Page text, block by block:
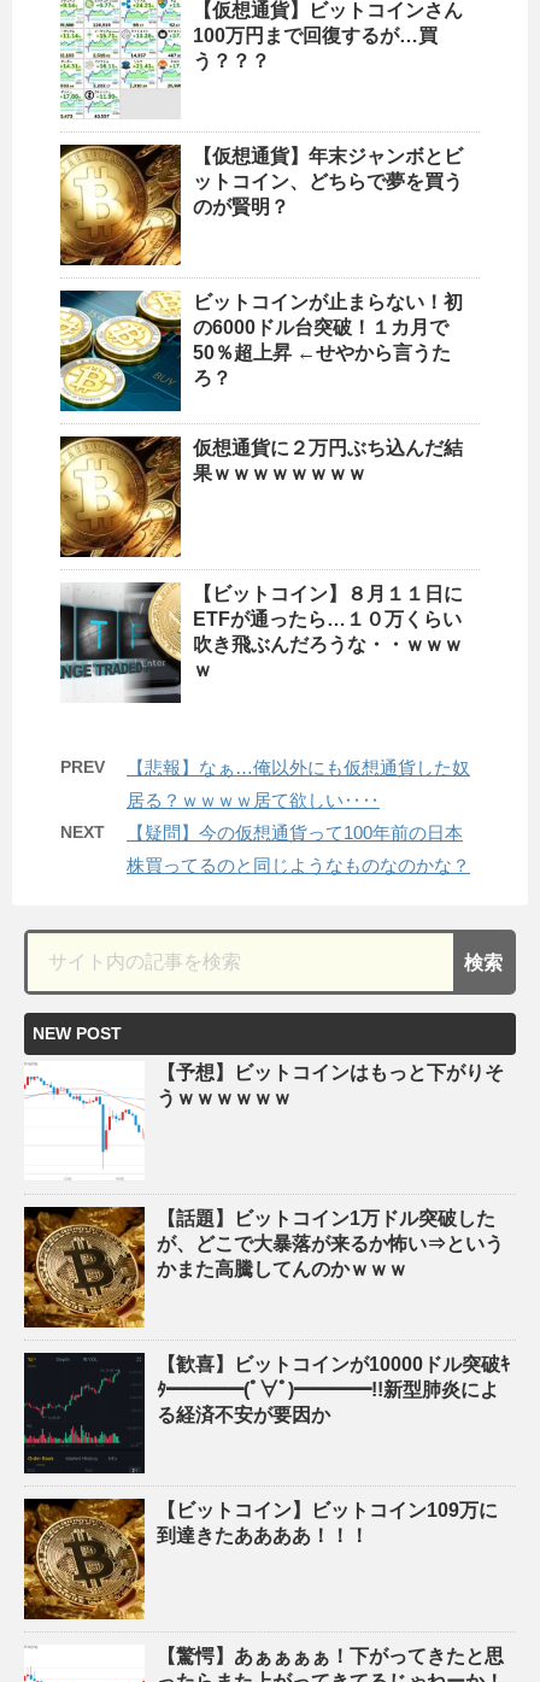
【仮想通貨】ビットコインさん
100万円まで回復するが…買
う？？？
【仮想通貨】年末ジャンボとビ
ットコイン、どちらで夢を買う
のが賢明？
ビットコインが止まらない！初
の6000ドル台突破！１カ月で
50％超上昇 ←せやから言うた
ろ？
仮想通貨に２万円ぶち込んだ結
果ｗｗｗｗｗｗｗｗ
【ビットコイン】８月１１日に
ETFが通ったら…１０万くらい
吹き飛ぶんだろうな・・ｗｗｗ
ｗ
PREV
【悲報】なぁ…俺以外にも仮想通貨した奴
居る？ｗｗｗｗ居て欲しい‥‥
NEXT
【疑問】今の仮想通貨って100年前の日本
株買ってるのと同じようなものなのかな？
NEW POST
【予想】ビットコインはもっと下がりそ
うｗｗｗｗｗｗ
【話題】ビットコイン1万ドル突破した
が、どこで大暴落が来るか怖い⇒という
かまた高騰してんのかｗｗｗ
【歓喜】ビットコインが10000ドル突破ｷ
ﾀ━━━━(ﾟ∀ﾟ)━━━━!!新型肺炎によ
る経済不安が要因か
【ビットコイン】ビットコイン109万に
到達きたああああ！！！
【驚愕】あぁぁぁぁ！下がってきたと思